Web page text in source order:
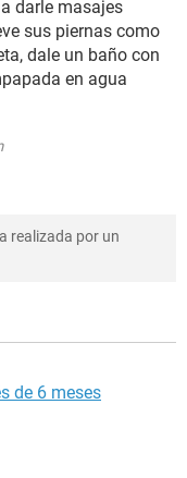
darle masajes
sus piernas como
dale un baño con
en agua
realizada por un
de 6 meses